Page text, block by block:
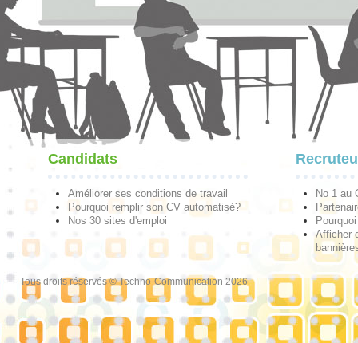
Candidats
Améliorer ses conditions de travail
Pourquoi remplir son CV automatisé?
Nos 30 sites d'emploi
No 1 au
Afficher
Tous droits réservés © Techno-Communication 2026